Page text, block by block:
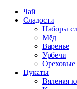
Чай
Сладости
Наборы
Мёд
Варенье
Урбечи
Ореховые
Цукаты
Вяленая